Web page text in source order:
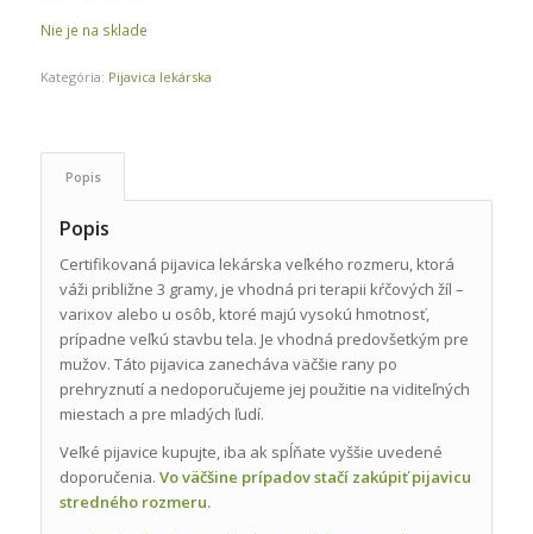
Nie je na sklade
Kategória: Pijavica lekárska
Popis
Popis
Certifikovaná pijavica lekárska veľkého rozmeru, ktorá
váži približne 3 gramy, je vhodná pri terapii kŕčových žíl –
varixov alebo u osôb, ktoré majú vysokú hmotnosť,
prípadne veľkú stavbu tela. Je vhodná predovšetkým pre
mužov. Táto pijavica zanecháva väčšie rany po
prehryznutí a nedoporučujeme jej použitie na viditeľných
miestach a pre mladých ľudí.
Veľké pijavice kupujte, iba ak spĺňate vyššie uvedené
doporučenia. Vo väčšine prípadov stačí zakúpiť pijavicu
stredného rozmeru.